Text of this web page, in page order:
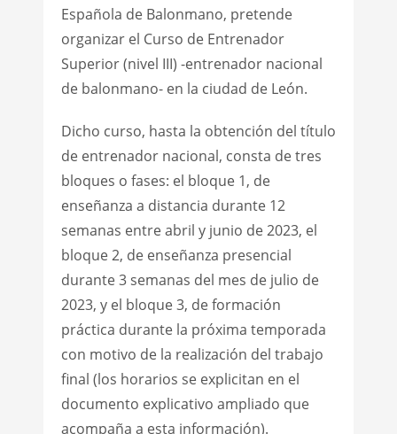
Española de Balonmano, pretende
organizar el Curso de Entrenador
Superior (nivel III) -entrenador nacional
de balonmano- en la ciudad de León.
Dicho curso, hasta la obtención del título
de entrenador nacional, consta de tres
bloques o fases: el bloque 1, de
enseñanza a distancia durante 12
semanas entre abril y junio de 2023, el
bloque 2, de enseñanza presencial
durante 3 semanas del mes de julio de
2023, y el bloque 3, de formación
práctica durante la próxima temporada
con motivo de la realización del trabajo
final (los horarios se explicitan en el
documento explicativo ampliado que
acompaña a esta información).